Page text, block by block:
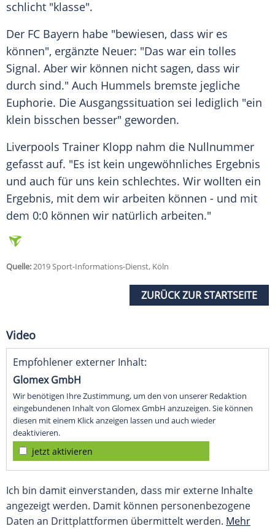
schlicht "klasse".
Der FC Bayern habe "bewiesen, dass wir es
können", ergänzte Neuer: "Das war ein tolles
Signal. Aber wir können nicht sagen, dass wir
durch sind." Auch Hummels bremste jegliche
Euphorie. Die Ausgangssituation sei lediglich "ein
klein bisschen besser" geworden.
Liverpools Trainer Klopp nahm die Nullnummer
gefasst auf. "Es ist kein ungewöhnliches Ergebnis
und auch für uns kein schlechtes. Wir wollten ein
Ergebnis, mit dem wir arbeiten können - und mit
dem 0:0 können wir natürlich arbeiten."
Quelle:2019 Sport-Informations-Dienst, Köln
ZURÜCK ZUR STARTSEITE
Video
Empfohlener externer Inhalt:
Glomex GmbH
Wir benötigen Ihre Zustimmung, um den von unserer Redaktion
eingebundenen Inhalt von Glomex GmbH anzuzeigen. Sie können
diesen mit einem Klick anzeigen lassen und auch wieder
deaktivieren.
jetzt aktivieren
Ich bin damit einverstanden, dass mir externe Inhalte
angezeigt werden. Damit können personenbezogene
Daten an Drittplattformen übermittelt werden. Mehr